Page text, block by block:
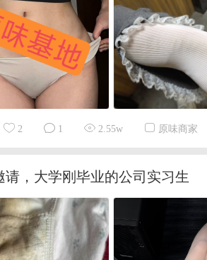
2 1 2.55w 原味商家
请，大学刚毕业的公司实习生